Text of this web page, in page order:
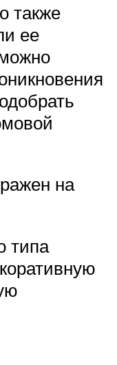
также
ее
на
типа